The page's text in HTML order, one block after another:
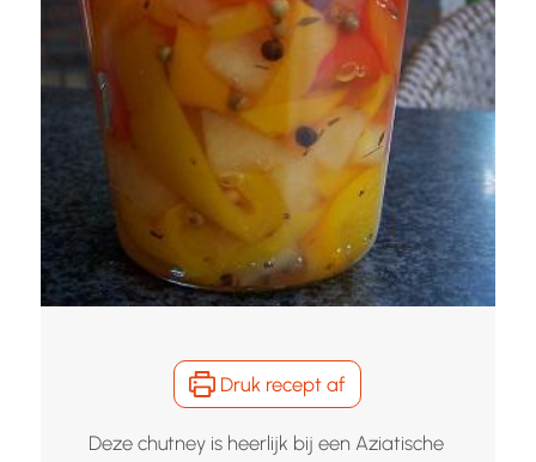
Druk recept af
Deze chutney is heerlijk bij een Aziatische